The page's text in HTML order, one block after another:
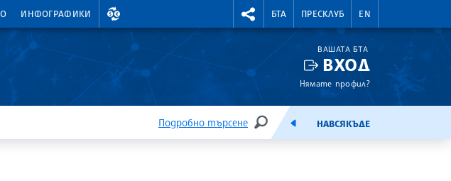
ИНФОГРАФИКИ
ВАЛУТНИ КУРСОВЕ RIGHTMENU.SOCIAL
БТА ПРЕСКЛУБ EN
ВАШАТА БТА
ВХОД
Нямате профил?
Подробно търсене
ТЪРСЕНЕЕМИСИЯНАВСЯКЪДЕ